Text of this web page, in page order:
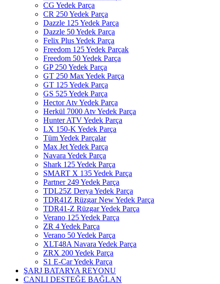
CG Yedek Parça
CR 250 Yedek Parça
Dazzle 125 Yedek Parça
Dazzle 50 Yedek Parça
Felix Plus Yedek Parça
Freedom 125 Yedek Parçak
Freedom 50 Yedek Parça
GP 250 Yedek Parça
GT 250 Max Yedek Parça
GT 125 Yedek Parça
GS 525 Yedek Parça
Hector Atv Yedek Parça
Herkül 7000 Atv Yedek Parça
Hunter ATV Yedek Parça
LX 150-K Yedek Parça
Tüm Yedek Parçalar
Max Jet Yedek Parça
Navara Yedek Parça
Shark 125 Yedek Parça
SMART X 135 Yedek Parça
Partner 249 Yedek Parça
TDL25Z Derya Yedek Parça
TDR41Z Rüzgar New Yedek Parça
TDR41-Z Rüzgar Yedek Parça
Verano 125 Yedek Parça
ZR 4 Yedek Parça
Verano 50 Yedek Parça
XLT48A Navara Yedek Parça
ZRX 200 Yedek Parça
S1 E-Car Yedek Parça
ŞARJ BATARYA REYONU
CANLI DESTEĞE BAĞLAN